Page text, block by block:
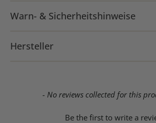
Warn- & Sicherheitshinweise
Hersteller
- No reviews collected for this
Be the first to write a
New content loaded